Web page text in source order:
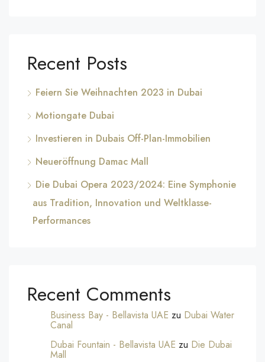
Recent Posts
Feiern Sie Weihnachten 2023 in Dubai
Motiongate Dubai
Investieren in Dubais Off-Plan-Immobilien
Neueröffnung Damac Mall
Die Dubai Opera 2023/2024: Eine Symphonie
aus Tradition, Innovation und Weltklasse-
Performances
Recent Comments
Business Bay - Bellavista UAE zu Dubai Water
Canal
Dubai Fountain - Bellavista UAE zu Die Dubai
Mall